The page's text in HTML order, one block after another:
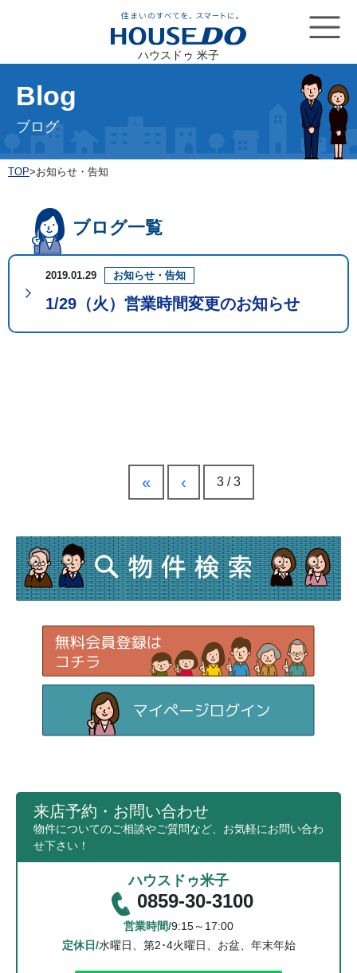
ハウスドゥ 米子
Blog
ブログ
TOP>お知らせ・告知
ブログ一覧
2019.01.29 お知らせ・告知
1/29（火）営業時間変更のお知らせ
« ‹ 3 / 3
来店予約・お問い合わせ
物件についてのご相談やご質問など、お気軽にお問い合わ
せ下さい！
ハウスドゥ米子
0859-30-3100
営業時間/9:15～17:00
定休日/水曜日、第2･4火曜日、お盆、年末年始